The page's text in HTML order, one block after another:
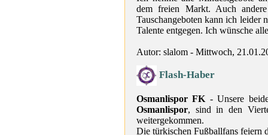
dem freien Markt. Auch
Tauschangeboten kann ich leider
Talente entgegen. Ich wünsche
Autor: slalom - Mittwoch,
Flash-Haber
Osmanlispor FK - Unsere
Osmanlispor, sind in den
weitergekommen.
Die türkischen Fußballfans feiern